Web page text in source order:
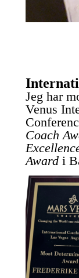
Jeg har
Venus
Coach
Award i